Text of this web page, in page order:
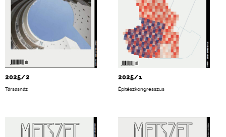
2025/2
Társasház
2025/1
Építészkongresszus